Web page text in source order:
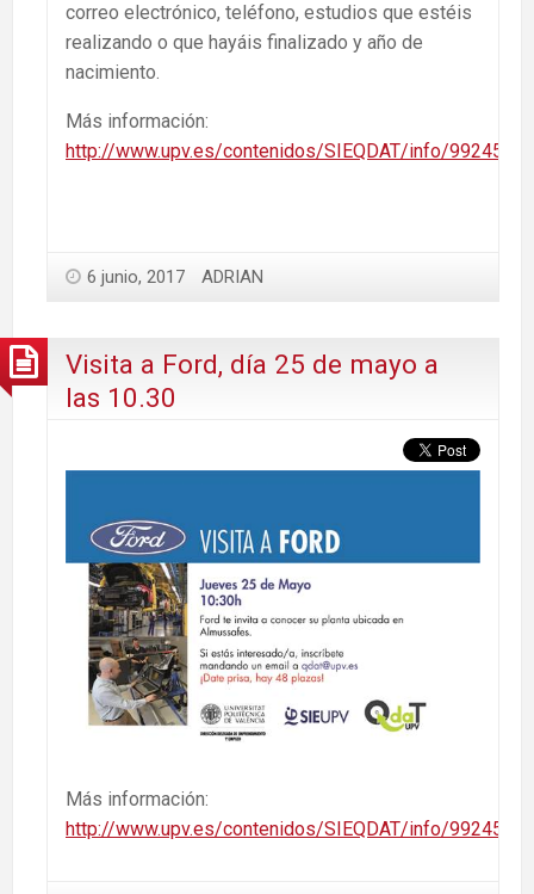
correo electrónico, teléfono, estudios que estéis
realizando o que hayáis finalizado y año de
nacimiento.
Más información:
http://www.upv.es/contenidos/SIEQDAT/info/
6 junio, 2017 ADRIAN
Visita a Ford, día 25 de mayo a
las 10.30
Más información:
http://www.upv.es/contenidos/SIEQDAT/info/